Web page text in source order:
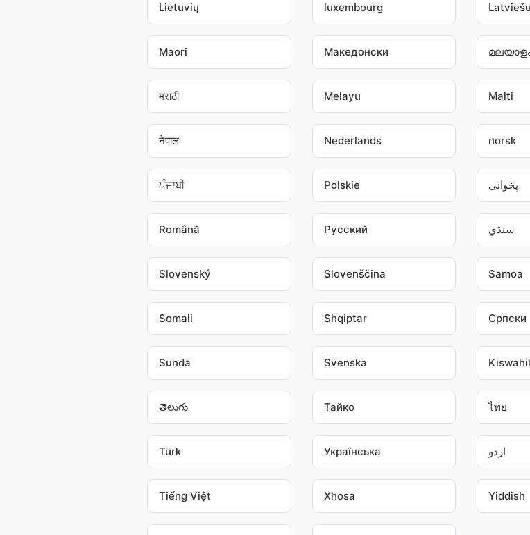
Lietuvių luxembourg Latviešu
Maori Македонски
मराठी Melayu Malti
नेपाल Nederlands norsk
ਪੰਜਾਬੀ Polskie پخوانی
Română Pусский سنڌي
Slovenský Slovenščina Samoa
Somali Shqiptar Српски
Sunda Svenska
తెలుగు Тайко ไทย
Türk Українська اردو
Tiếng Việt Xhosa Yiddish